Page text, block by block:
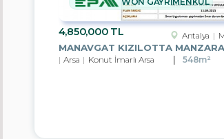
4,850,000 TL Antalya
Arsa Konut İmarlı Arsa 548m²